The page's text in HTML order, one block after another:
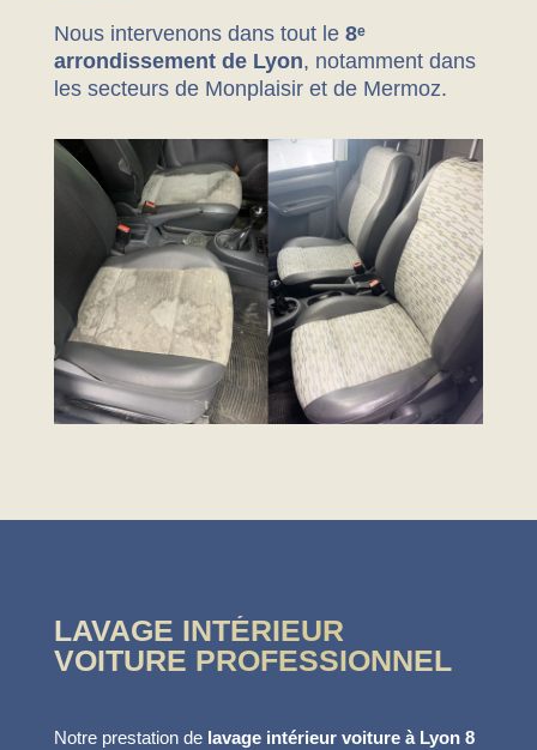
Nous intervenons dans tout le 8ᵉ
arrondissement de Lyon, notamment dans
les secteurs de Monplaisir et de Mermoz.
LAVAGE INTÉRIEUR
VOITURE PROFESSIONNEL
Notre prestation de lavage intérieur voiture à Lyon 8